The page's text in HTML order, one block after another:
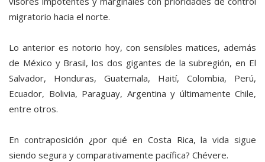
migratorio hacia el norte.
Lo anterior es notorio hoy, con sensibles matices, además
de México y Brasil, los dos gigantes de la subregión, en El
Salvador, Honduras, Guatemala, Haití, Colombia, Perú,
Ecuador, Bolivia, Paraguay, Argentina y últimamente Chile,
entre otros.
En contraposición ¿por qué en Costa Rica, la vida sigue
siendo segura y comparativamente pacífica? Chévere.